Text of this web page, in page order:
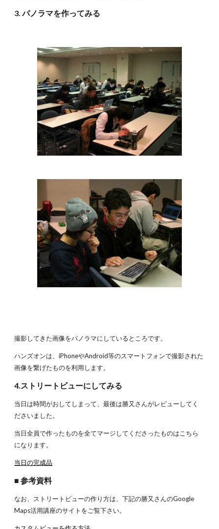
3. パノラマを作ってみる
撮影してきた画像をパノラマにしているところです。
ハンズオンは、iPhoneやAndroid等のスマートフォンで撮影された
画像を繋げたものを利用します。
4.ストリートビューにしてみる
当日は時間がおしてしまって、最後は勝又さんがレビューしてく
ださいました。
当日全員で作ったものを全てマージしてくださったものはこちら
になります。
当日の完成品
■ 参考資料
なお、ストリートビューの作り方は、下記の勝又さんのGoogle
Maps活用講座のサイトをご覧下さい。